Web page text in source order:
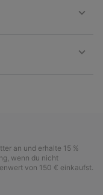
or
or
an und erhalte 15 %
wenn du nicht
von 150 € einkaufst.